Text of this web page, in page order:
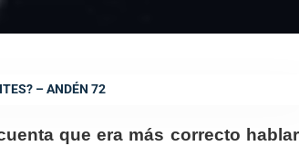
– ANDÉN 72
que era más correcto